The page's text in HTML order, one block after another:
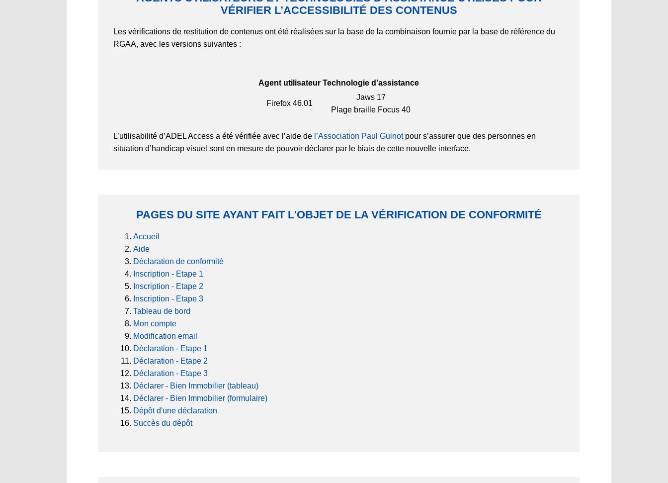
VÉRIFIER L’ACCESSIBILITÉ DES CONTENUS
Les vérifications de restitution de contenus ont été réalisées sur la base de la combinaison fournie par la base de référence du
RGAA, avec les versions suivantes :
Agent utilisateur Technologie d'assistance
Firefox 46.01
Jaws 17
Plage braille Focus 40
L’utilisabilité d’ADEL Access a été vérifiée avec l’aide de l’Association Paul Guinotpour s’assurer que des personnes en
situation d’handicap visuel sont en mesure de pouvoir déclarer par le biais de cette nouvelle interface.
PAGES DU SITE AYANT FAIT L'OBJET DE LA VÉRIFICATION DE CONFORMITÉ
Accueil
Aide
Déclaration de conformité
Inscription - Etape 1
Inscription - Etape 2
Inscription - Etape 3
Tableau de bord
Mon compte
Modification email
Déclaration - Etape 1
Déclaration - Etape 2
Déclaration - Etape 3
Déclarer - Bien Immobilier (tableau)
Déclarer - Bien Immobilier (formulaire)
Dépôt d'une déclaration
Succès du dépôt